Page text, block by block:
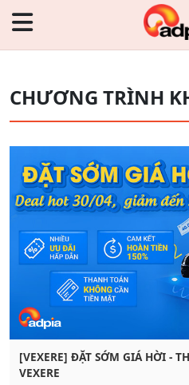
CHƯƠNG TRÌNH
[VEXERE] ĐẶT SỚM GIÁ HỜI -
VEXERE